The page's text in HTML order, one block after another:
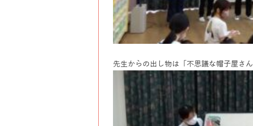
先生からの出し物は「不思議な帽子屋さ